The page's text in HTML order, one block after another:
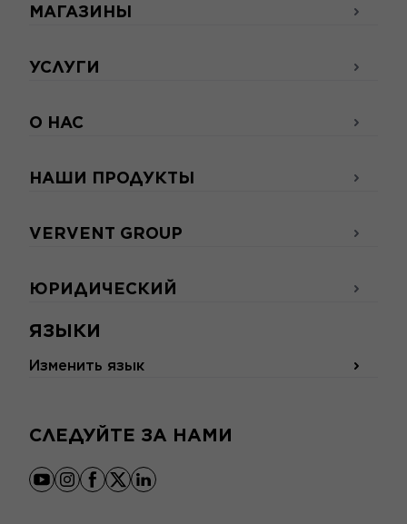
ЯЗЫКИ
Изменить язык
СЛЕДУЙТЕ ЗА НАМИ
youtube
instagram
facebook
x linkedin
МАГАЗИНЫ
УСЛУГИ
О НАС
НАШИ ПРОДУКТЫ
VERVENT GROUP
ЮРИДИЧЕСКИЙ